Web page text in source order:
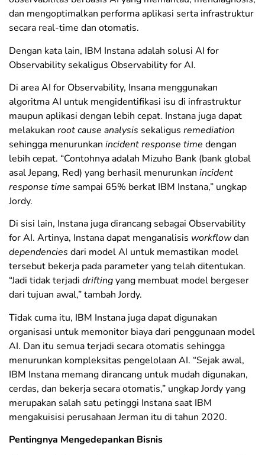
dan mengoptimalkan performa aplikasi serta infrastruktur
secara real-time dan otomatis.
Dengan kata lain, IBM Instana adalah solusi AI for
Observability sekaligus Observability for AI.
Di area AI for Observability, Insana menggunakan
algoritma AI untuk mengidentifikasi isu di infrastruktur
maupun aplikasi dengan lebih cepat. Instana juga dapat
melakukan root cause analysis sekaligus remediation
sehingga menurunkan incident response time dengan
lebih cepat. “Contohnya adalah Mizuho Bank (bank global
asal Jepang, Red) yang berhasil menurunkan incident
response time sampai 65% berkat IBM Instana,” ungkap
Jordy.
Di sisi lain, Instana juga dirancang sebagai Observability
for AI. Artinya, Instana dapat menganalisis workflowdan
dependencies dari model AI untuk memastikan model
tersebut bekerja pada parameter yang telah ditentukan.
“Jadi tidak terjadi driftingyang membuat model bergeser
dari tujuan awal,” tambah Jordy.
Tidak cuma itu, IBM Instana juga dapat digunakan
organisasi untuk memonitor biaya dari penggunaan model
AI. Dan itu semua terjadi secara otomatis sehingga
menurunkan kompleksitas pengelolaan AI. “Sejak awal,
IBM Instana memang dirancang untuk mudah digunakan,
cerdas, dan bekerja secara otomatis,” ungkap Jordy yang
merupakan salah satu petinggi Instana saat IBM
mengakuisisi perusahaan Jerman itu di tahun 2020.
Pentingnya Mengedepankan Bisnis